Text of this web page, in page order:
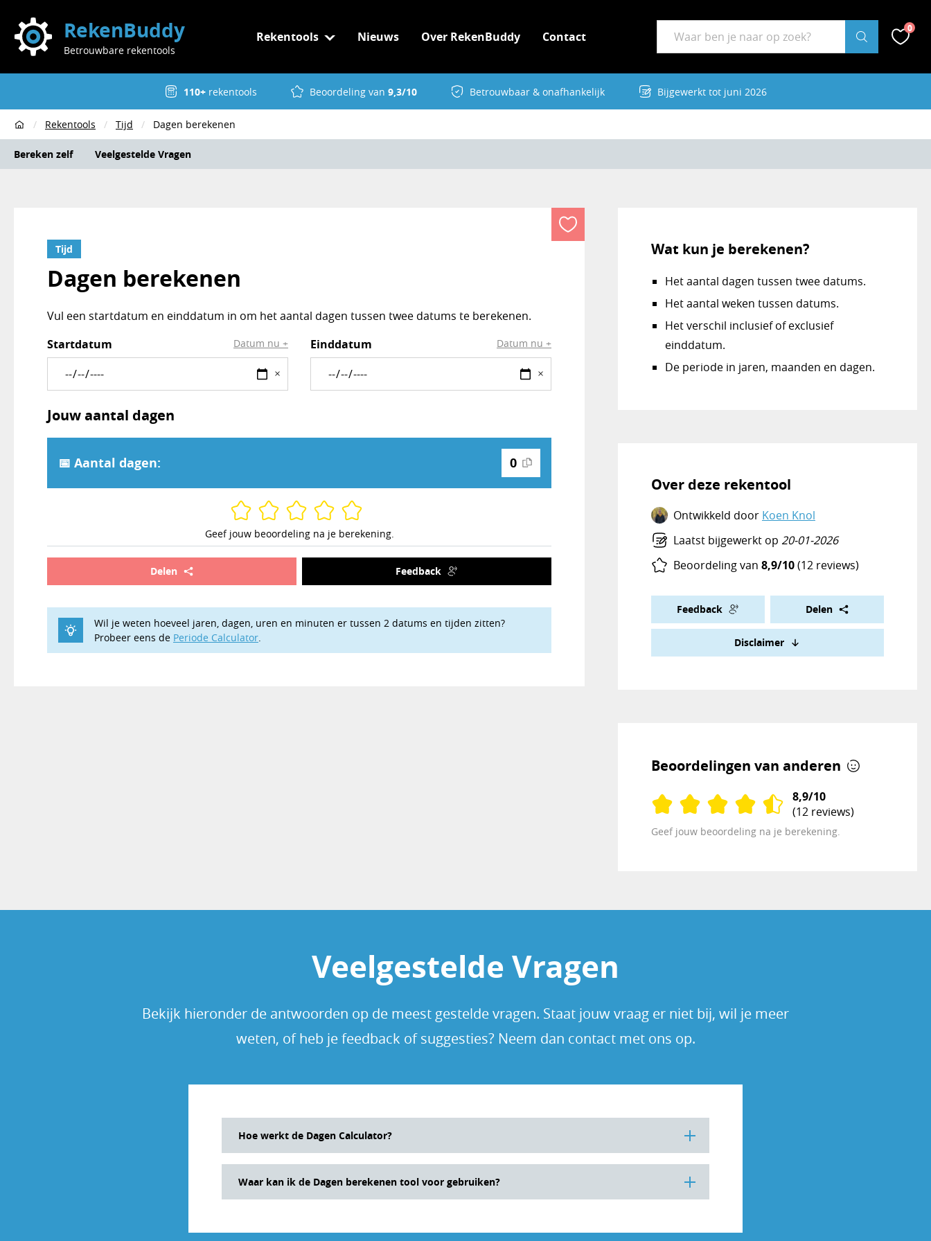
RekenBuddy
Betrouwbare rekentools
Rekentools Nieuws Over RekenBuddy Contact Zoek op RekenBuddy
Zoek
0
110+ rekentools Beoordeling van 9,3/10 Betrouwbaar & onafhankelijk Bijgewerkt tot juni 2026
Home Rekentools Tijd Dagen berekenen
Bereken zelf Veelgestelde Vragen
Tijd
Dagen berekenen
Vul een startdatum en einddatum in om het aantal dagen tussen twee datums te berekenen.
Rekentool Aantal dagen tussen datums
Startdatum Datum nu +
×
Einddatum Datum nu +
×
Jouw aantal dagen
📅 Aantal dagen: 0
Geef jouw beoordeling na je berekening.
Delen Feedback
Wil je weten hoeveel jaren, dagen, uren en minuten er tussen 2 datums en tijden zitten?
Probeer eens de Periode Calculator.
Wat kun je berekenen?
Het aantal dagen tussen twee datums.
Het aantal weken tussen datums.
Het verschil inclusief of exclusief
einddatum.
De periode in jaren, maanden en dagen.
Over deze rekentool
Ontwikkeld door Koen Knol
Laatst bijgewerkt op 20-01-2026
Beoordeling van 8,9/10(12 reviews)
Feedback Delen
Disclaimer
Beoordelingen van anderen
8,9/10
(12 reviews)
Geef jouw beoordeling na je berekening.
Veelgestelde Vragen
Bekijk hieronder de antwoorden op de meest gestelde vragen. Staat jouw vraag er niet bij, wil je meer
weten, of heb je feedback of suggesties? Neem dan contact met ons op.
Hoe werkt de Dagen Calculator?
selecteren.
Waar kan ik de Dagen berekenen tool voor gebruiken?